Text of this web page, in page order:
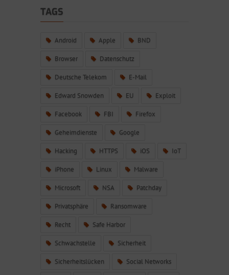
TAGS
Android Apple BND
Browser Datenschutz
Deutsche Telekom E-Mail
Edward Snowden EU Exploit
Facebook FBI Firefox
Geheimdienste Google
Hacking HTTPS iOS IoT
iPhone Linux Malware
Microsoft NSA Patchday
Privatsphäre Ransomware
Recht Safe Harbor
Schwachstelle Sicherheit
Sicherheitslücken Social Networks